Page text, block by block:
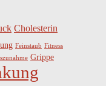
Cholesterin
Feinstaub Fitness
Grippe